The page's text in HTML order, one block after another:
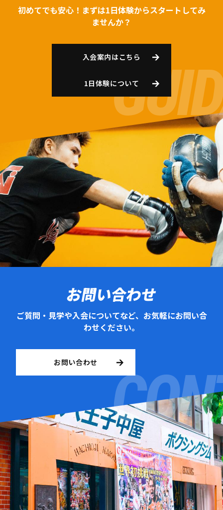
初めてでも安心！まずは1日体験からスタートしてみ
ませんか？
入会案内はこちら
1日体験について
お問い合わせ
ご質問・見学や入会についてなど、お気軽にお問い合
わせください。
お問い合わせ